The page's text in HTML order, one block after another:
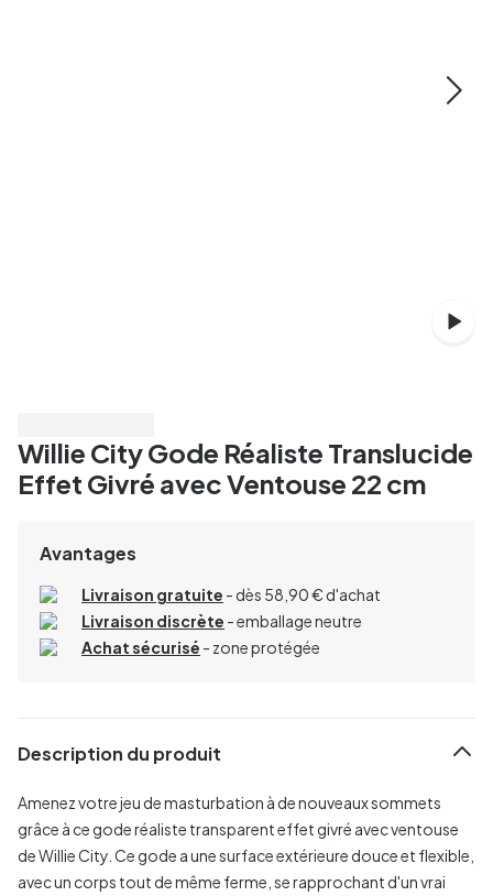
Willie City Gode Réaliste Translucide
Effet Givré avec Ventouse 22 cm
Avantages
Livraison gratuite - dès 58,90 € d'achat
Livraison discrète - emballage neutre
Achat sécurisé - zone protégée
Description du produit
Amenez votre jeu de masturbation à de nouveaux sommets
grâce à ce gode réaliste transparent effet givré avec ventouse
de Willie City. Ce gode a une surface extérieure douce et flexible,
avec un corps tout de même ferme, se rapprochant d'un vrai